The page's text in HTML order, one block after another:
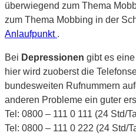
überwiegend zum Thema
zum Thema Mobbing in der
Anlaufpunkt .
Bei Depressionen gibt es
hier wird zuoberst die
bundesweiten Rufnummern
anderen Probleme ein guter
Tel: 0800 – 111 0 111 (24 Std/
Tel: 0800 – 111 0 222 (24 Std/